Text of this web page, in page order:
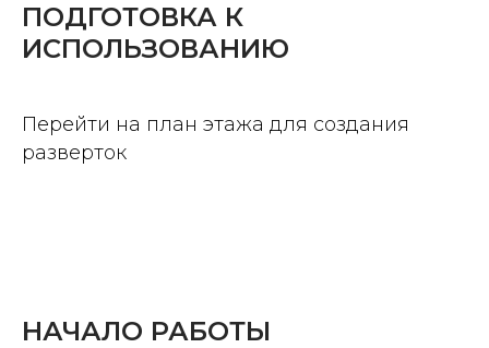
ПОДГОТОВКА К
ИСПОЛЬЗОВАНИЮ
Перейти на план этажа для создания
разверток
НАЧАЛО РАБОТЫ